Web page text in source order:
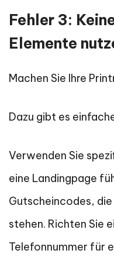
Fehler 3:
Elemente
Machen Sie Ihre
Dazu gibt es
Verwenden Sie
eine Landingpage
Gutscheincodes,
stehen. Richten Sie
Telefonnummer für